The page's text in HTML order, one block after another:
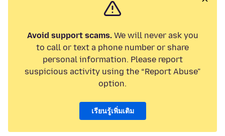
Avoid support scams.We will never ask you
to call or text a phone number or share
personal information. Please report
suspicious activity using the “Report Abuse”
option.
เรียนรู้เพิ่มเติม